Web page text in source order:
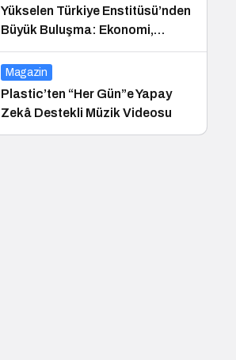
Yükselen Türkiye Enstitüsü’nden
Büyük Buluşma: Ekonomi,
Güvenlik Politikaları ve Hukuk
Konferansı
Magazin
Plastic’ten “Her Gün”e Yapay
Zekâ Destekli Müzik Videosu